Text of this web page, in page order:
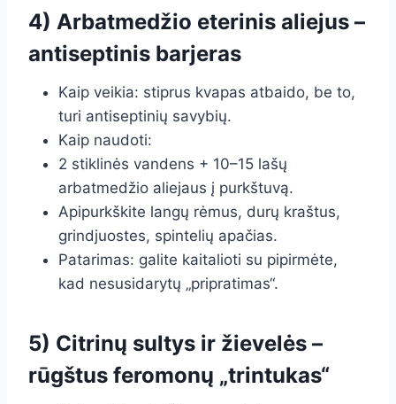
4) Arbatmedžio eterinis aliejus –
antiseptinis barjeras
Kaip veikia: stiprus kvapas atbaido, be to,
turi antiseptinių savybių.
Kaip naudoti:
2 stiklinės vandens + 10–15 lašų
arbatmedžio aliejaus į purkštuvą.
Apipurkškite langų rėmus, durų kraštus,
grindjuostes, spintelių apačias.
Patarimas: galite kaitalioti su pipirmėte,
kad nesusidarytų „pripratimas“.
5) Citrinų sultys ir žievelės –
rūgštus feromonų „trintukas“